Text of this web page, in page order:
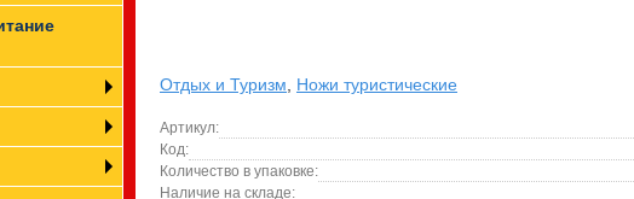
Отдых и Туризм, Ножи туристические
Артикул:
Код:
Количество в упаковке:
Наличие на складе: